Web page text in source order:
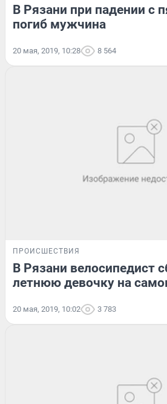
В Рязани при падении с
погиб мужчина
20 мая, 2019, 10:28 8 564
ПРОИСШЕСТВИЯ
В Рязани велосипедист
летнюю девочку на
20 мая, 2019, 10:02 3 783